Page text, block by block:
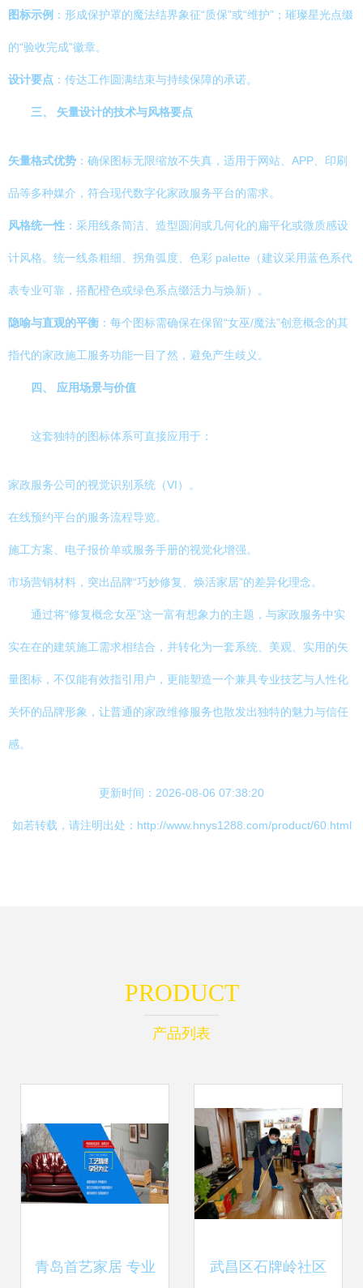
图标示例 ：形成保护罩的魔法结界象征“质保”或“维护”；璀璨星光点缀
的“验收完成”徽章。
设计要点 ：传达工作圆满结束与持续保障的承诺。
三、 矢量设计的技术与风格要点
矢量格式优势 ：确保图标无限缩放不失真，适用于网站、APP、印刷
品等多种媒介，符合现代数字化家政服务平台的需求。
风格统一性 ：采用线条简洁、造型圆润或几何化的扁平化或微质感设
计风格。统一线条粗细、拐角弧度、色彩 palette（建议采用蓝色系代
表专业可靠，搭配橙色或绿色系点缀活力与焕新）。
隐喻与直观的平衡 ：每个图标需确保在保留“女巫/魔法”创意概念的其
指代的家政施工服务功能一目了然，避免产生歧义。
四、 应用场景与价值
这套独特的图标体系可直接应用于：
家政服务公司的视觉识别系统（VI）。
在线预约平台的服务流程导览。
施工方案、电子报价单或服务手册的视觉化增强。
市场营销材料，突出品牌“巧妙修复、焕活家居”的差异化理念。
通过将“修复概念女巫”这一富有想象力的主题，与家政服务中实
实在在的建筑施工需求相结合，并转化为一套系统、美观、实用的矢
量图标，不仅能有效指引用户，更能塑造一个兼具专业技艺与人性化
关怀的品牌形象，让普通的家政维修服务也散发出独特的魅力与信任
感。
更新时间：2026-08-06 07:38:20
如若转载，请注明出处：http://www.hnys1288.com/product/60.html
PRODUCT
产品列表
青岛首艺家居 专业 武昌区石牌岭社区